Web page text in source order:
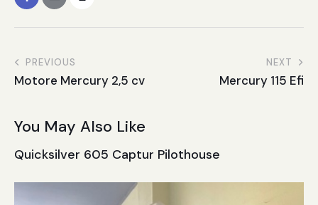
PREVIOUS
Motore Mercury 2,5 cv
NEXT
Mercury 115 Efi
You May Also Like
Quicksilver 605 Captur Pilothouse